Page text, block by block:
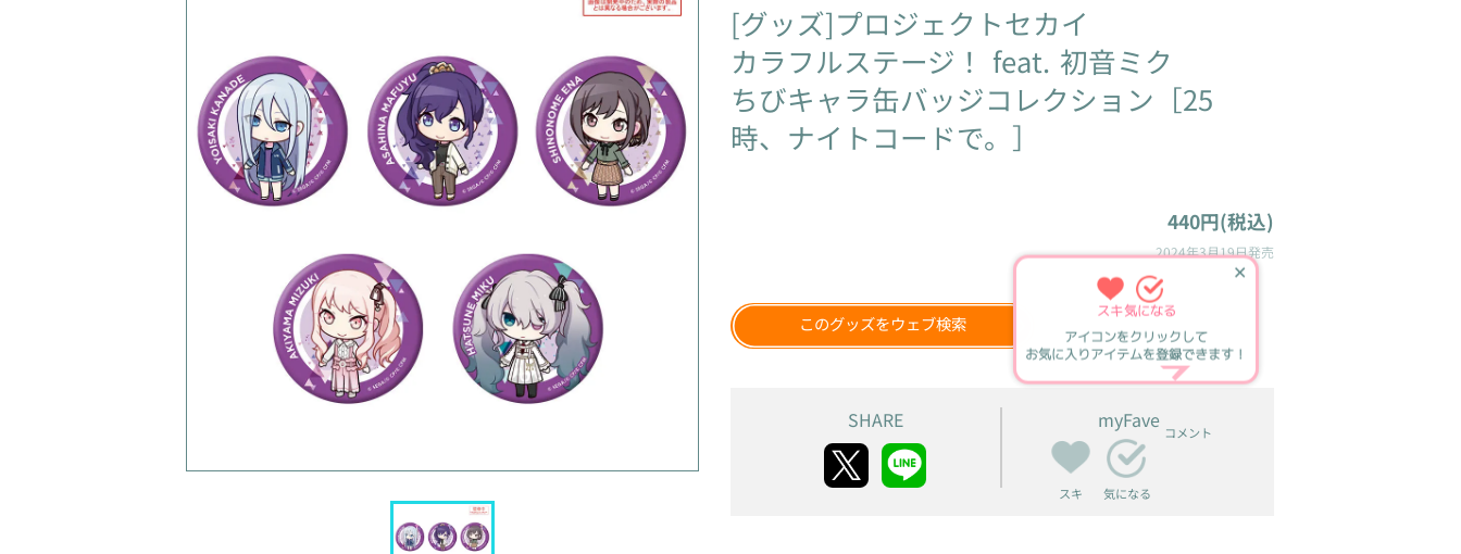
[グッズ]プロジェクトセカイ
カラフルステージ！ feat. 初音ミク
ちびキャラ缶バッジコレクション［25
時、ナイトコードで。］
440円(税込)
2024年3月19日発売
このグッズをウェブ検索
✕
スキ気になる
アイコンをクリックして
お気に入りアイテムを登録できます！
SHARE myFave
スキ 気になる
コメント